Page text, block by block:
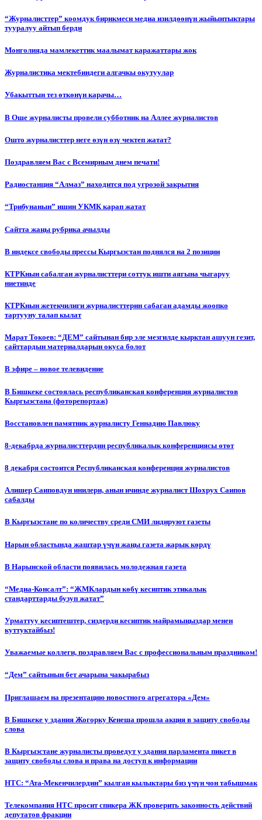
“Журналисттер” коомдук бирикмеси медиа изилдөөнүн жыйынтыктары
тууралуу айтып берди
Монголияда мамлекеттик маалымат каражаттары жок
Журналистика мектебиндеги алгачкы окутуулар
Убакыттын тез өткөнүн карачы…
В Оше журналисты провели субботник на Аллее журналистов
Ошто журналисттер неге өзүн өзү чектеп жатат?
Поздравляем Вас с Всемирным днем печати!
Радиостанция “Алмаз” находится под угрозой закрытия
“Трибунанын” ишин УКМК карап жатат
Сайтта жаңы рубрика ачылды
В индексе свободы прессы Кыргызстан поднялся на 2 позиции
КТРКнын сабалган журналисттери соттук ишти аягына чыгаруу
ниетинде
КТРКнын жетекчилиги журналисттерин сабаган адамды жоопко
тартууну талап кылат
Марат Токоев: “ДЕМ” сайтынан бир эле мезгилде кырктан ашуун гезит,
сайттардын материалдарын окуса болот
В эфире – новое телевидение
В Бишкеке состоялась республиканская конференция журналистов
Кыргызстана (фоторепортаж)
Восстановлен памятник журналисту Геннадию Павлюку
8-декабрда журналисттердин республикалык конференциясы өтөт
8 декабря состоится Республиканская конференция журналистов
Алишер Саиповдун инилери, анын ичинде журналист Шохрух Саипов
сабалды
В Кыргызстане по количеству среди СМИ лидируют газеты
Нарын областында жаштар үчүн жаңы газета жарык көрдү
В Нарынской области появилась молодежная газета
“Медиа-Консалт”: “ЖМКлардын көбү кесиптик этикалык
стандарттарды бузуп жатат”
Урматтуу кесиптештер, сиздерди кесиптик майрамыңыздар менен
куттуктайбыз!
Уважаемые коллеги, поздравляем Вас с профессиональным праздником!
“Дем” сайтынын бет ачарына чакырабыз
Приглашаем на презентацию новостного агрегатора «Дем»
В Бишкеке у здания Жогорку Кенеша прошла акция в защиту свободы
слова
В Кыргызстане журналисты проведут у здания парламента пикет в
защиту свободы слова и права на доступ к информации
НТС: “Ата-Мекенчилердин” кылган кылыктары биз үчүн чон табышмак
Телекомпания НТС просит спикера ЖК проверить законность действий
депутатов фракции